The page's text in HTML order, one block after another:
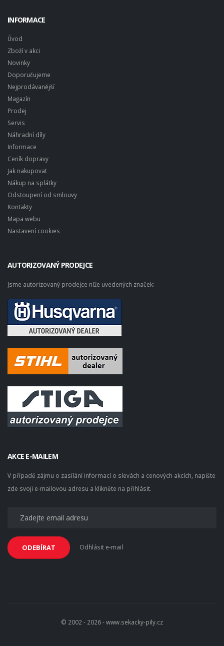
INFORMACE
Úvod
Zboží v akci
Novinky
Doporučujeme
Nejprodávanější
Magazín
Prodej
Servis
Náhradní díly
Informace
Ceník dopravy
Jak nakupovat
Nákup na splátky
Odstoupení od smlouvy
Kontakty
Mapa webu
Nastavení cookies
AUTORIZOVANÝ PRODEJCE
Jsme autorizovaný prodejce níže uvedených značek:
AKCE E-MAILEM
V případě zájmu o zasílání informací o slevách a cenových akcích, napište
zde svoji e-mailovou adresu a klikněte na přihlásit.
ODEBÍRAT Odhlásit e-mail
© 2002 - 2026 - www.sekacky-pily.cz